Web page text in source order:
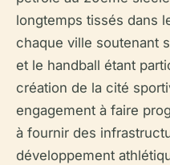
longtemps tissés dans
chaque ville soutenant
et le handball étant
création de la cité
engagement à faire
à fournir des
développement